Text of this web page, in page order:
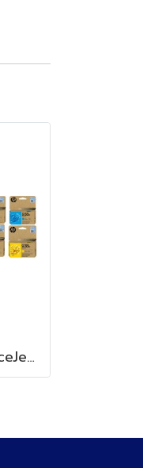
[เครื่องพิมพ์] HP OfficeJet Pro 9720 Wide Format All-in-One + HP 938e BK/C/M/Y